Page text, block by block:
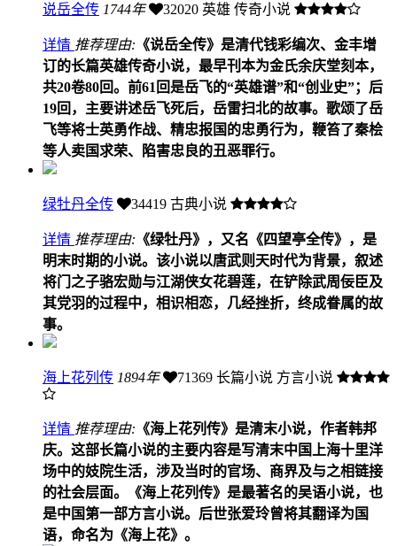
说岳全传 1744年 32020 英雄 传奇小说
详情 推荐理由: 《说岳全传》是清代钱彩编次、金丰增
订的长篇英雄传奇小说，最早刊本为金氏余庆堂刻本，
共20卷80回。前61回是岳飞的“英雄谱”和“创业史”；后
19回，主要讲述岳飞死后，岳雷扫北的故事。歌颂了岳
飞等将士英勇作战、精忠报国的忠勇行为，鞭笞了秦桧
等人卖国求荣、陷害忠良的丑恶罪行。
绿牡丹全传 34419 古典小说
详情 推荐理由: 《绿牡丹》，又名《四望亭全传》，是
明末时期的小说。该小说以唐武则天时代为背景，叙述
将门之子骆宏勋与江湖侠女花碧莲，在铲除武周佞臣及
其党羽的过程中，相识相恋，几经挫折，终成眷属的故
事。
海上花列传 1894年 71369 长篇小说 方言小说
详情 推荐理由: 《海上花列传》是清末小说，作者韩邦
庆。这部长篇小说的主要内容是写清末中国上海十里洋
场中的妓院生活，涉及当时的官场、商界及与之相链接
的社会层面。《海上花列传》是最著名的吴语小说，也
是中国第一部方言小说。后世张爱玲曾将其翻译为国
语，命名为《海上花》。